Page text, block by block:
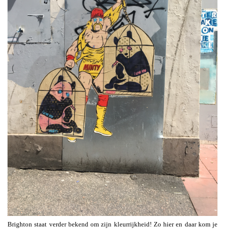
Brighton staat verder bekend om zijn kleurrijkheid! Zo hier en daar kom je